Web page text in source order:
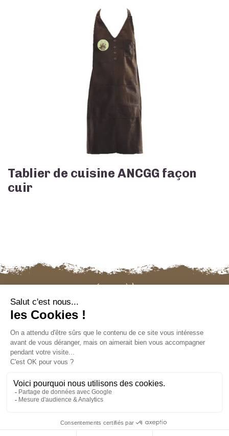
Tablier de cuisine ANCGG façon
cuir
Nous contacter
Mentions légales
Politique de confidentialité